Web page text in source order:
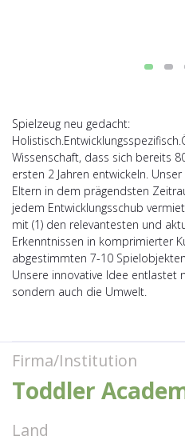
Spielzeug neu gedacht:
Wissenschaft, dass sich bereits
ersten 2 Jahren entwickeln.
Eltern in dem prägendsten
jedem Entwicklungsschub
mit (1) den relevantesten und
Erkenntnissen in komprimierter
abgestimmten 7-10
Unsere innovative Idee entlastet
sondern auch die Umwelt.
Firma/Institution
Toddler
Land